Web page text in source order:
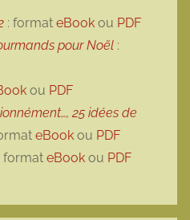
: format eBook ou PDF
pour Noël :
ou PDF
25 idées de
eBook ou PDF
format eBook ou PDF